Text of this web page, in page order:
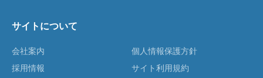
サイトについて
会社案内
採用情報
個人情報保護方針
サイト利用規約